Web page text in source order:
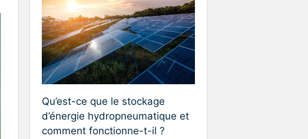
Qu’est-ce que le stockage
d’énergie hydropneumatique et
comment fonctionne-t-il ?